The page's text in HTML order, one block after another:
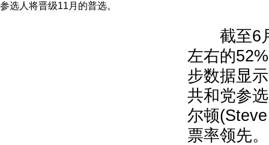
参选人将晋级11月的普选。
截至6月
左右的
步数据显
共和党参
尔顿
票率领先。